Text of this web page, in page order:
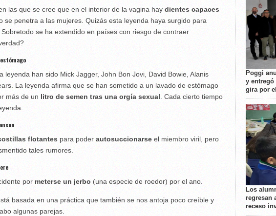
las que se cree que en el interior de la vagina hay dientes capaces
se penetra a las mujeres. Quizás esta leyenda haya surgido para
Sobretodo se ha extendido en países con riesgo de contraer
leyenda han sido Mick Jagger, John Bon Jovi, David Bowie, Alanis
La leyenda afirma que se han sometido a un lavado de estómago
más de un litro de semen tras una orgía sexual. Cada cierto tiempo
flotantes para poder autosuccionarseel miembro viril, pero
tales rumores.
por meterse un jerbo (una especie de roedor) por el ano.
basada en una práctica que también se nos antoja poco creíble y
algunas parejas.
Poggi
y entregó
gira por
Los
regresan
receso